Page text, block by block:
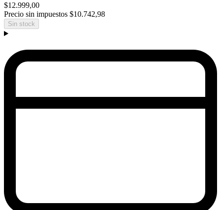
$12.999,00
Precio sin impuestos $10.742,98
Sin stock